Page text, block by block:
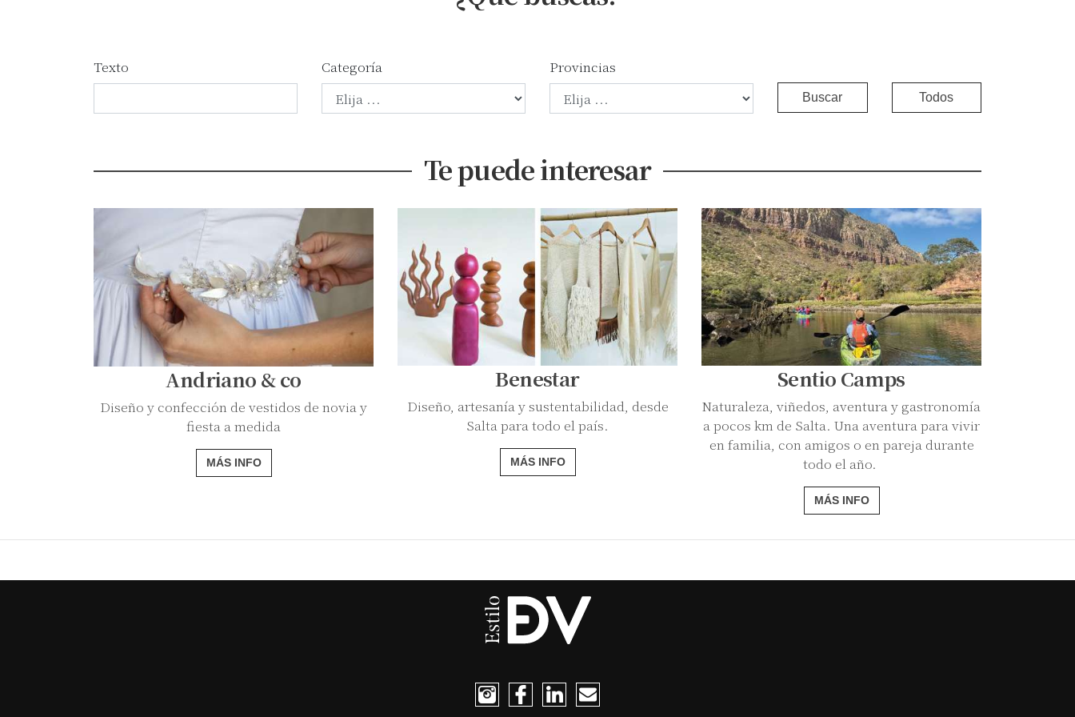
Texto Categoría Provincias
Buscar Todos
Te puede interesar
Andriano & co
Diseño y confección de vestidos de novia y
fiesta a medida
MÁS INFO
Benestar
Diseño, artesanía y sustentabilidad, desde
Salta para todo el país.
MÁS INFO
Sentio Camps
Naturaleza, viñedos, aventura y gastronomía
a pocos km de Salta. Una aventura para vivir
en familia, con amigos o en pareja durante
todo el año.
MÁS INFO